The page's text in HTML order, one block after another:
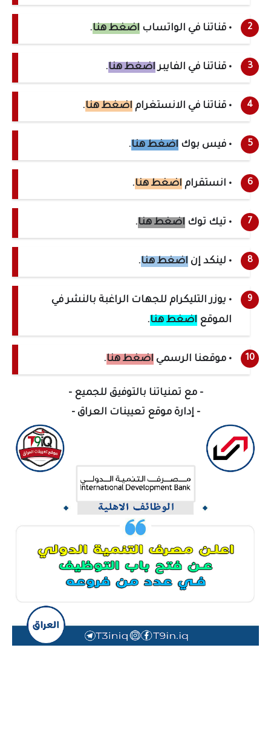
• قناتنا في الواتساب اضغط هنا.
• قناتنا في الفايبراضغط هنا.
• قناتنا في الانستغرام اضغط هنا.
• فيس بوك اضغط هنا.
• انستقرام اضغط هنا.
• تيك توك اضغط هنا.
• لينكد إن اضغط هنا.
• يوزر التليكرام للجهات الراغبة بالنشر في
الموقع اضغط هنا.
• موقعنا الرسمي اضغط هنا.
- مع تمنياتنا بالتوفيق للجميع -
- إدارة موقع تعيينات العراق -